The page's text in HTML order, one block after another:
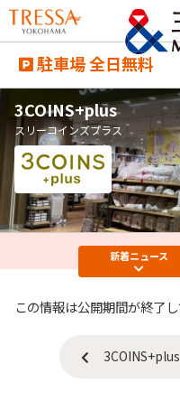
駐車場 全日無料
3COINS+plus
スリーコインズプラス
新着ニュース
この情報は公開期間が終了し